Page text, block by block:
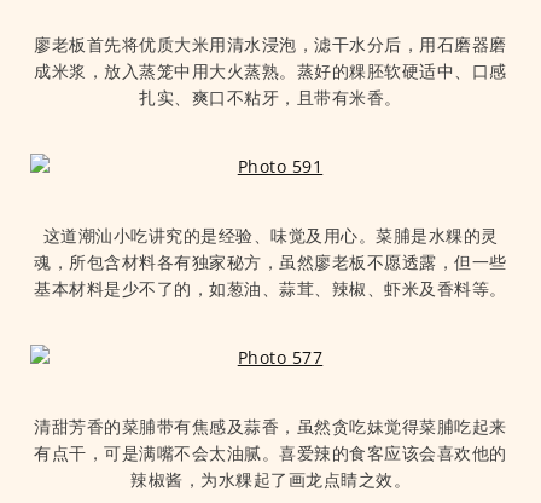
廖老板首先将优质大米用清水浸泡，滤干水分后，用石磨器磨
成米浆，放入蒸笼中用大火蒸熟。蒸好的粿胚软硬适中、口感
扎实、爽口不粘牙，且带有米香。
这道潮汕小吃讲究的是经验、味觉及用心。菜脯是水粿的灵
魂，所包含材料各有独家秘方，虽然廖老板不愿透露，但一些
基本材料是少不了的，如葱油、蒜茸、辣椒、虾米及香料等。
清甜芳香的菜脯带有焦感及蒜香，虽然贪吃妹觉得菜脯吃起来
有点干，可是满嘴不会太油腻。喜爱辣的食客应该会喜欢他的
辣椒酱，为水粿起了画龙点睛之效。